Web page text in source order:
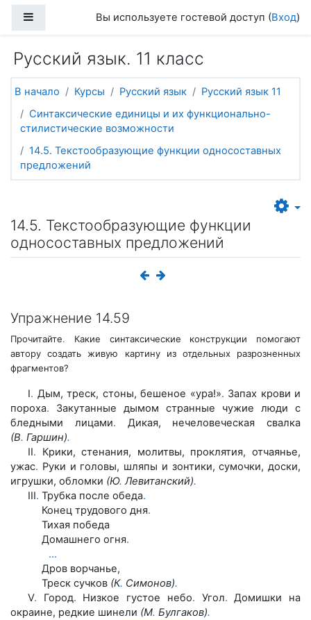
Боковая панельВы используете гостевой доступ (Вход)
Русский язык. 11 класс
В начало Курсы Русский язык
Русский язык 11
Синтаксические единицы и их функционально-
стилистические возможности
14.5. Текстообразующие функции односоставных
предложений
14.5. Текстообразующие функции
односоставных предложений
Упражнение 14.59
Прочитайте. Какие синтаксические конструкции помогают
автору создать живую картину из отдельных разрозненных
фрагментов?
I. Дым, треск, стоны, бешеное «ура!». Запах крови и
пороха. Закутанные дымом странные чужие люди с
бледными лицами. Дикая, нечеловеческая свалка
(В. Гаршин).
II. Крики, стенания, молитвы, проклятия, отчаянье,
ужас. Руки и головы, шляпы и зонтики, сумочки, доски,
игрушки, обломки (Ю. Левитанский).
III. Трубка после обеда.
Конец трудового дня.
Тихая победа
Домашнего огня.
...
Дров ворчанье,
Треск сучков (К. Симонов).
V. Город. Низкое густое небо. Угол. Домишки на
окраине, редкие шинели (М. Булгаков).